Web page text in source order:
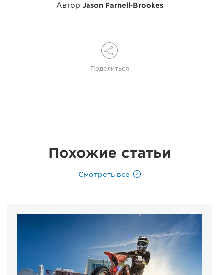
Автор Jason Parnell-Brookes
Поделиться
Похожие статьи
Смотреть все